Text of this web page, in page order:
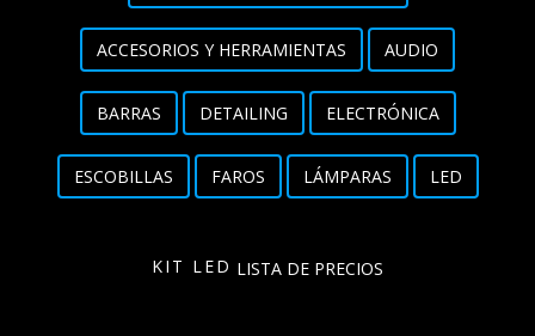
ACCESORIOS Y HERRAMIENTAS AUDIO
BARRAS DETAILING ELECTRÓNICA
ESCOBILLAS FAROS LÁMPARAS LED
KIT LED LISTA DE PRECIOS